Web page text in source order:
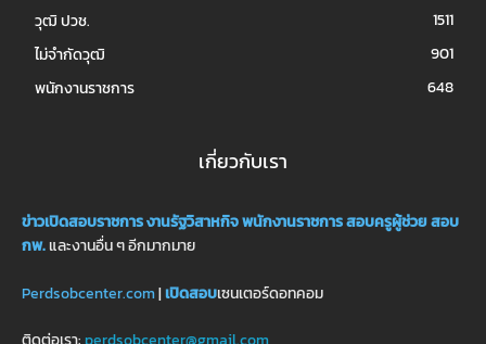
วุฒิ ปวช.
1511
ไม่จำกัดวุฒิ
901
พนักงานราชการ
648
เกี่ยวกับเรา
ข่าวเปิดสอบราชการงานรัฐวิสาหกิจพนักงานราชการสอบครูผู้ช่วยสอบ
กพ.และงานอื่น ๆ อีกมากมาย
Perdsobcenter.com|เปิดสอบเซนเตอร์ดอทคอม